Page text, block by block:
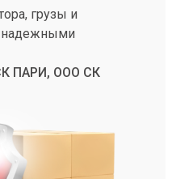
грузы и
надежными
ПАРИ, ООО СК